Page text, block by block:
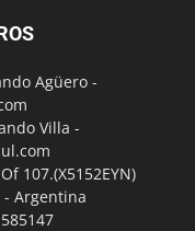
Agüero -
Villa -
107.(X5152EYN)
- Argentina